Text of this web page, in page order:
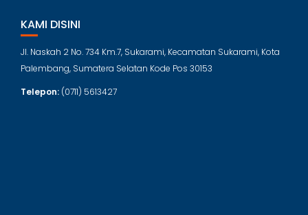
KAMI DISINI
Jl. Naskah 2 No. 734 Km.7, Sukarami, Kecamatan Sukarami, Kota
Palembang, Sumatera Selatan Kode Pos 30153
Telepon: (0711) 5613427